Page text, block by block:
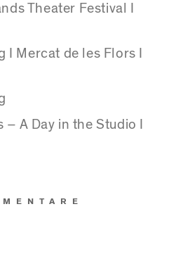
Theater Festival I
I Mercat de les Flors I
– A Day in the Studio I